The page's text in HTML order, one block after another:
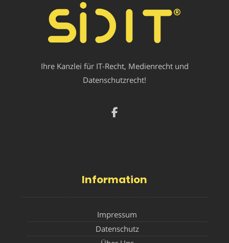
Ihre Kanzlei für IT-Recht, Medienrecht und
Datenschutzrecht!
Information
Impressum
Datenschutz